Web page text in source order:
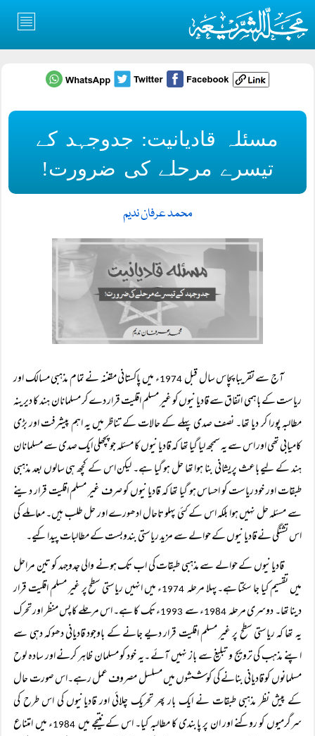
مسئلہ قادیانیت: جدوجہد کے
تیسرے مرحلے کی ضرورت!
محمد عرفان ندیم
آج سے تقریبا پچاس سال قبل 1974
ء میں پاکستانی مقننہ نے تمام مذہبی مسالک اور
ریاست کے باہمی اتفاق سے قادیانیوں کو غیر مسلم اقلیت قرار دے کر مسلمانان ہند کا دیرینہ
مطالبہ پورا کر دیا تھا۔ نصف صدی پہلے کے حالات کے تناظر میں یہ اہم پیشرفت اور بڑی
کامیابی تھی اور اس سے یہ سمجھ لیا گیا تھا کہ قادیانیوں کا مسئلہ جو پچھلی ایک صدی سے مسلمانان
ہند کے لیے باعث پریشانی بنا ہوا تھا حل ہو گیا ہے۔ لیکن اس کے کچھ ہی سالوں بعد مذہبی
طبقات اور خود ریاست کو احساس ہو گیا تھا کہ قادیانیوں کو صرف غیر مسلم اقلیت قرار دینے
سے مسئلہ حل نہیں ہوا بلکہ اس کے کئی پہلو تاحال ادھورے اور حل طلب ہیں۔ معاملے کی
اس تشنگی نے قادیانیوں کے حوالے سے مزید ریاستی بندوبست کے مطالبات پیدا کیے۔
قادیانیوں کے حوالے سے مذہبی طبقات کی اب تک ہونے والی جدوجہد کو تین مراحل
میں تقسیم کیا جا سکتا ہے۔پہلا مرحلہ 1974
ء میں انہیں ریاستی سطح پر غیر مسلم اقلیت قرار
دینا تھا۔ دوسری مرحلہ
ء سے
ء تک کا ہے۔ اس مرحلے کا پس منظر اور تحرک
یہ تھا کہ ریاستی سطح پر غیر مسلم اقلیت قرار دیے جانے کے باوجود قادیانی دھوکہ دہی سے
اپنے مذہب کی ترویج و تبلیغ سے باز نہیں آئے ۔یہ خود کو مسلمان ظاہر کرنے اور سادہ لوح
مسلمانوں کو قادیانی بنانے کی کوششوں میں مسلسل مصروف عمل رہے۔اس صورت حال
کے پیش نظر مذہبی طبقات نے ایک بار پھر تحریک چلائی اور قادیانیوں کی اس طرح کی
سرگرمیوں کو روکنے اور ان پر پابندی کا مطالبہ کیا۔ اس کے نتیجے میں 1984
ء میں امتناع